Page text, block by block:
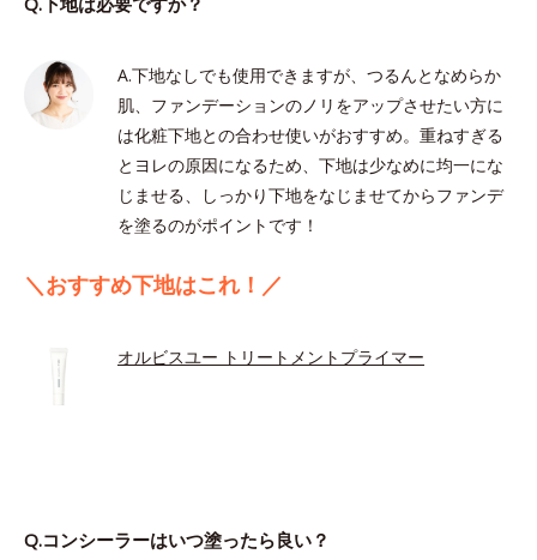
A.下地なしでも使用できますが、つるんとなめらか
肌、ファンデーションのノリをアップさせたい方に
は化粧下地との合わせ使いがおすすめ。重ねすぎる
とヨレの原因になるため、下地は少なめに均一にな
じませる、しっかり下地をなじませてからファンデ
を塗るのがポイントです！
＼おすすめ下地はこれ！／
オルビスユー トリートメントプライマー
Q.コンシーラーはいつ塗ったら良い？